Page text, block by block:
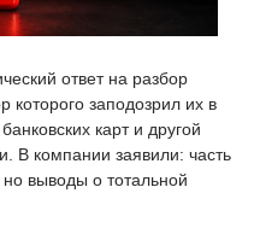
ответ на разбор
которого заподозрил их в
карт и другой
В компании заявили: часть
выводы о тотальной